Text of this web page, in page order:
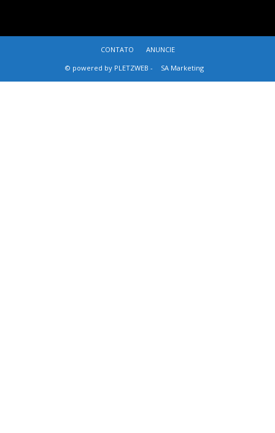
CONTATO
ANUNCIE
© powered by PLETZWEB -
SA Marketing